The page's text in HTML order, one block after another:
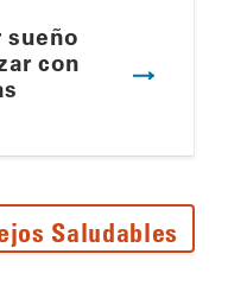
sueño
con
Saludables